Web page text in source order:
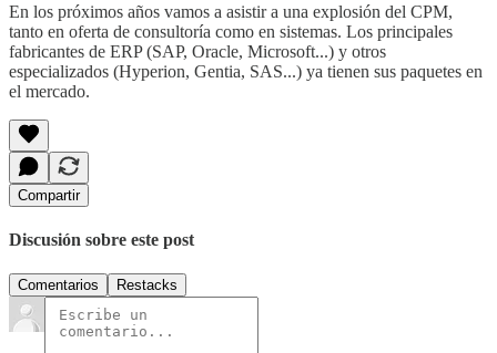
En los próximos años vamos a asistir a una explosión del CPM,
tanto en oferta de consultoría como en sistemas. Los principales
fabricantes de ERP (SAP, Oracle, Microsoft...) y otros
especializados (Hyperion, Gentia, SAS...) ya tienen sus paquetes en
el mercado.
Compartir
Discusión sobre este post
Comentarios Restacks